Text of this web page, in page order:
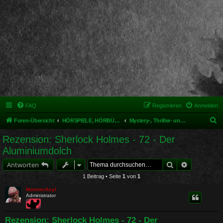
FAQ Anmelden
Registrieren
Foren-Übersicht HÖRSPIELE, HÖRBÜCHER UND MUSIKALISCHES Mystery-, Thriller- und Krimihörspiele
Rezension: Sherlock Holmes - 72 - Der
Aluminiumdolch
Antworten SucheErweiterte
1 Beitrag • Seite 1 von 1
MonsterAsyl
Administrator
Rezension: Sherlock Holmes - 72 - Der